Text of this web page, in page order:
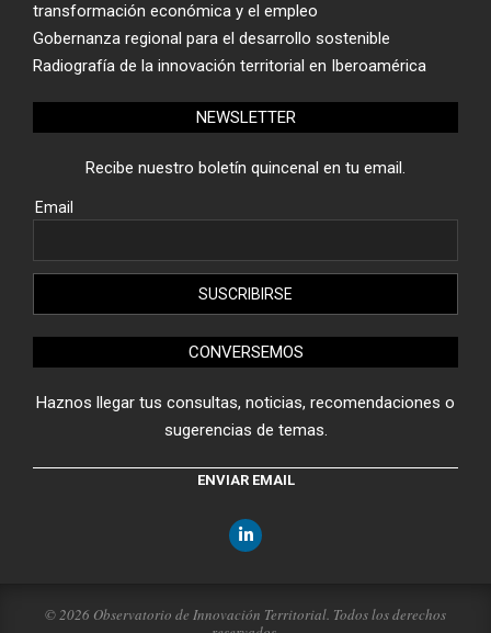
transformación económica y el empleo
Gobernanza regional para el desarrollo sostenible
Radiografía de la innovación territorial en Iberoamérica
NEWSLETTER
Recibe nuestro boletín quincenal en tu email.
Email
CONVERSEMOS
Haznos llegar tus consultas, noticias, recomendaciones o
sugerencias de temas.
ENVIAR EMAIL
© 2026 Observatorio de Innovación Territorial. Todos los derechos